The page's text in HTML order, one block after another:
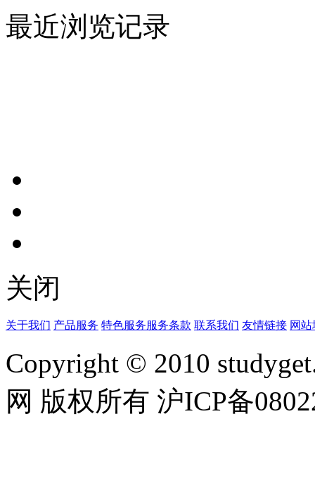
最近浏览记录
关闭
关于我们 产品服务 特色服务服务条款 联系我们 友情链接 网
Copyright © 2010
网 版权所有 沪ICP备